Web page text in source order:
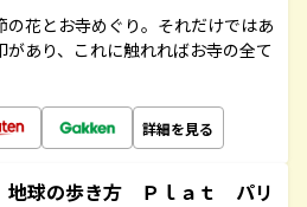
花とお寺めぐり。それだけではあ
があり、これに触れればお寺の全て
詳細を見る
球の歩き方 Ｐｌａｔ パリ